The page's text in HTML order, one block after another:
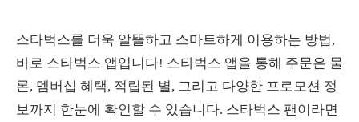
스타벅스를 더욱 알뜰하고 스마트하게 이용하는 방법,
바로 스타벅스 앱입니다! 스타벅스 앱을 통해 주문은 물
론, 멤버십 혜택, 적립된 별, 그리고 다양한 프로모션 정
보까지 한눈에 확인할 수 있습니다. 스타벅스 팬이라면